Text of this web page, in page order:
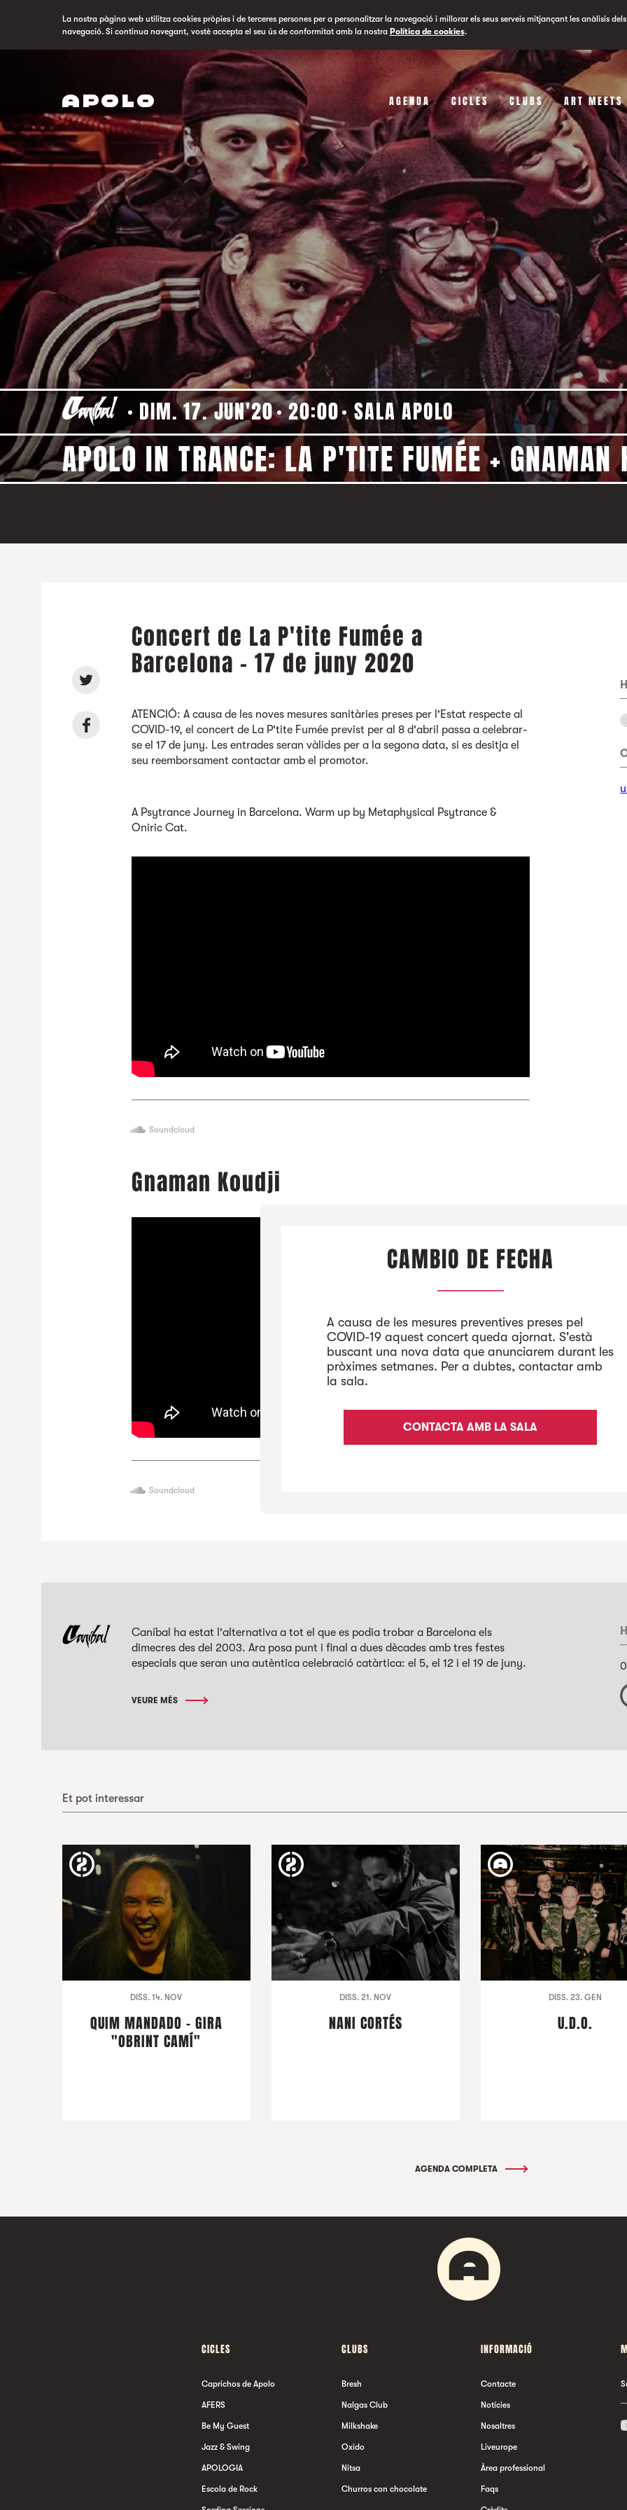
La nostra pàgina web utilitza cookies pròpies i de terceres persones per a personalitzar la navegació i millorar els seus serveis mitjançant les anàlisis
navegació. Si continua navegant, vostè accepta el seu ús de conformitat amb la nostra Política de cookies.
AGENDA CICLES CLUBS ART MEETS
DIM. 17. JUN'20 20:00 SALA APOLO
APOLO IN TRANCE: LA P'TITE FUMÉE + GNAMAN
Concert de La P'tite Fumée a
Barcelona - 17 de juny 2020
ATENCIÓ: A causa de les noves mesures sanitàries preses per l'Estat respecte al
COVID-19, el concert de La P'tite Fumée previst per al 8 d'abril passa a celebrar-
se el 17 de juny. Les entrades seran vàlides per a la segona data, si es desitja el
seu reemborsament contactar amb el promotor.
A Psytrance Journey in Barcelona. Warm up by Metaphysical Psytrance &
Oniric Cat.
Soundcloud
Gnaman Koudji
Soundcloud
Caníbal ha estat l'alternativa a tot el que es podia trobar a Barcelona els
dimecres des del 2003. Ara posa punt i final a dues dècades amb tres festes
especials que seran una autèntica celebració catàrtica: el 5, el 12 i el 19 de juny.
VEURE MÉS
Et pot interessar
DISS. 14. NOV
QUIM MANDADO - GIRA
"OBRINT CAMÍ"
DISS. 21. NOV
NANI CORTÉS
DISS. 23. GEN
U.D.O.
AGENDA COMPLETA
CICLES
Caprichos de Apolo
AFERS
Be My Guest
Jazz & Swing
APOLOGIA
Escola de Rock
CLUBS
Bresh
Nalgas Club
Milkshake
Oxido
Nitsa
Churros con chocolate
INFORMACIÓ
Contacte
Notícies
Nosaltres
Liveurope
Àrea professional
Faqs
CAMBIO DE FECHA
A causa de les mesures preventives preses pel
COVID-19 aquest concert queda ajornat. S'està
buscant una nova data que anunciarem durant les
pròximes setmanes. Per a dubtes, contactar amb
la sala.
CONTACTA AMB LA SALA